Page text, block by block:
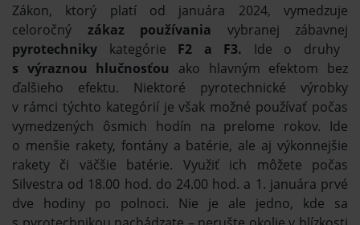
Zákon, ktorý platí od januára 2024, vymedzuje
celoročný zákaz používania vybranej zábavnej
pyrotechniky kategórie F2 a F3. Ide o druhy
s výraznou hlučnosťou
ako hlavným efektom bez
ďalšieho efektu. Niektoré pyrotechnické výrobky
v rámci týchto kategórií je však možné používať počas
vymedzených ôsmich hodín na prelome rokov. Ide
o menšie rakety, fontány a batérie, ale aj výkonnejšie
rakety či väčšie batérie. Využiť ich môžete počas
Silvestra od 18.00 hod. do 24.00 hod. a 1. januára prvé
dve hodiny po polnoci. Nie je ale jedno, kde sa